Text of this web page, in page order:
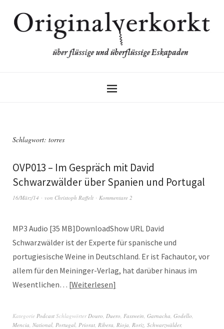
Schlagwort: torres
OVP013 – Im Gespräch mit David
Schwarzwälder über Spanien und Portugal
16/März/14 von Christoph Raffelt Kommentare 2
MP3 Audio [35 MB]DownloadShow URL David
Schwarzwälder ist der Experte für spanische und
portugiesische Weine in Deutschland. Er ist Fachautor, vor
allem für den Meininger-Verlag, hat darüber hinaus im
Wesentlichen… Weiterlesen
Kategorie Podcast Schlagwörter Douro Duero Fasswein Garnacha Godello
Mencia National Portugal Priorat Ribera Rioja Roriz Schwarzwälder,